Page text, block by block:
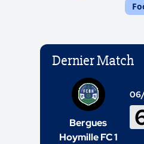
Dernier Match
Bergues
Hoymille FC 1